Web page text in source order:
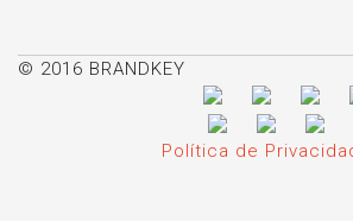
© 2016 BRANDKEY
Política de